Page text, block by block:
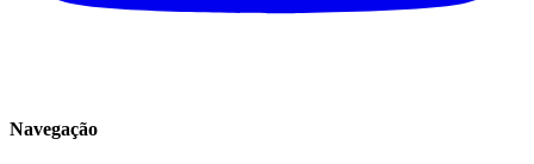
Navegação